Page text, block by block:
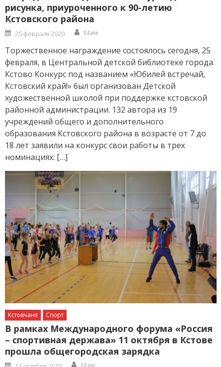
рисунка, приуроченного к 90-летию
Кстовского района
Posted
on
25 февраля 2020 Author
Маяк
Торжественное награждение состоялось сегодня, 25
февраля, в Центральной детской библиотеке города
Кстово Конкурс под названием «Юбилей встречай,
Кстовский край!» был организован Детской
художественной школой при поддержке кстовской
районной администрации. 132 автора из 19
учреждений общего и дополнительного
образования Кстовского района в возрасте от 7 до
18 лет заявили на конкурс свои работы в трех
номинациях: […]
Кстовчане Спорт
В рамках Международного форума «Россия
– спортивная держава» 11 октября в Кстове
прошла общегородская зарядка
Posted Author
Маяк